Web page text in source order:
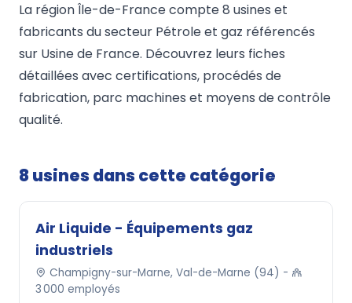
La région Île-de-France compte 8 usines et
fabricants du secteur Pétrole et gaz référencés
sur Usine de France. Découvrez leurs fiches
détaillées avec certifications, procédés de
fabrication, parc machines et moyens de contrôle
qualité.
8 usines dans cette catégorie
Air Liquide - Équipements gaz
industriels
Champigny-sur-Marne, Val-de-Marne (94) -
3 000 employés